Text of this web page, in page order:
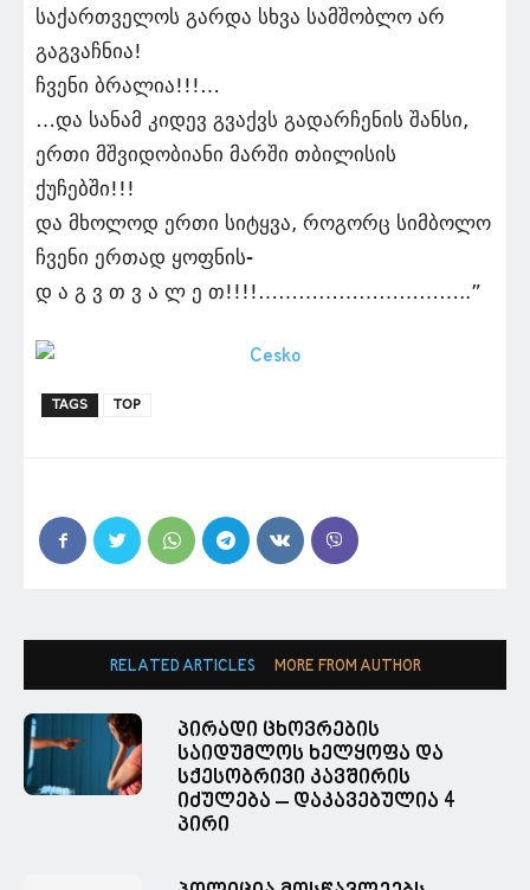
საქართველოს გარდა სხვა სამშობლო არ
გაგვაჩნია!
ჩვენი ბრალია!!!…
…და სანამ კიდევ გვაქვს გადარჩენის შანსი,
ერთი მშვიდობიანი მარში თბილისის
ქუჩებში!!!
და მხოლოდ ერთი სიტყვა, როგორც სიმბოლო
ჩვენი ერთად ყოფნის-
დ ა გ ვ თ ვ ა ლ ე თ!!!!…………………………..”
TAGS TOP
RELATED ARTICLES MORE FROM AUTHOR
პირადი ცხოვრების
საიდუმლოს ხელყოფა და
სქესობრივი კავშირის
იძულება – დაკავებულია 4
პირი